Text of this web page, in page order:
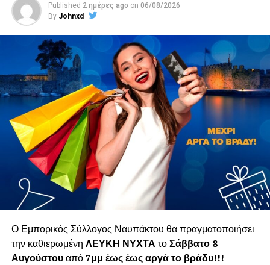
Published 2 ημέρες ago on 06/08/2026
By Johnxd
Ο Εμπορικός Σύλλογος Ναυπάκτου θα πραγματοποιήσει
την καθιερωμένη ΛΕΥΚΗ ΝΥΧΤΑ τοΣάββατο 8
Αυγούστουαπό7μμ έως έως αργά το βράδυ!!!